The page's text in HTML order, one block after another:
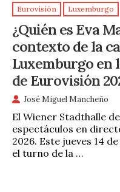
Eurovisión Luxemburgo
¿Quién es Eva
contexto de la
Luxemburgo en
de Eurovisión
José Miguel Mancheño
El Wiener Stadthalle
espectáculos en
2026. Este jueves 14
el turno de la …